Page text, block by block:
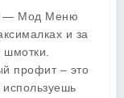
— Мод Меню
и за
профит – это